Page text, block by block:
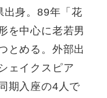
出身。89年「花
を中心に老若男
とめる。外部出
ェイクスピア
期入座の4人で